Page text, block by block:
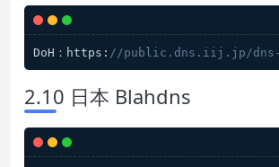
DoH：https: //public.dns.iij.jp/dns-
2.10 日本 Blahdns